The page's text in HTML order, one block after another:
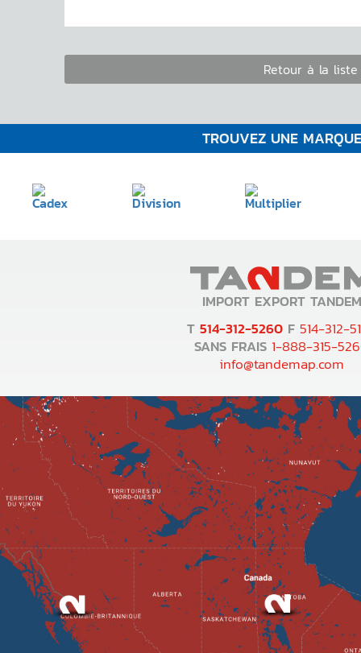
Retour à la liste
TROUVEZ UNE MARQUE
IMPORT EXPORT TANDEM
T 514-312-5260F 514-312-
SANS FRAIS 1-888-315-
info@tandemap.com